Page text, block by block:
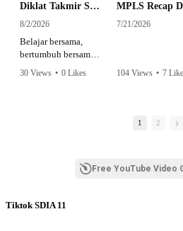
Diklat Takmir SDI Al Azhar 11 Surabaya
8/2/2026
Belajar bersama,
bertumbuh bersama,
amanah.
mencetak pemimpin-
bertanggung jawab,
30 Views • 0 Likes
7/21/2026
104 Views • 7
1 2
Free YouTube Video
Tiktok SDIA 11